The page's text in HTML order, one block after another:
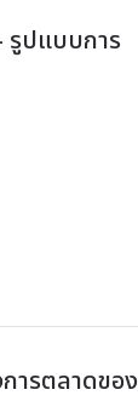
รูปแบบการ
ารตลาดของ